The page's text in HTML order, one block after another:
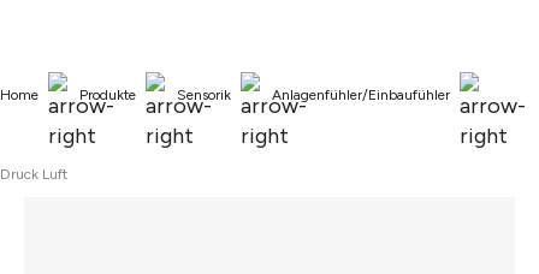
Home Produkte Sensorik Anlagenfühler/Einbaufühler
Druck Luft